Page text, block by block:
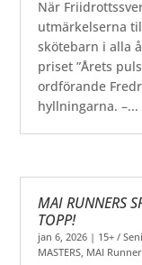
När
utmärkelserna
skötebarn i alla
priset ”Årets
ordförande
hyllningarna. –...
MAI RUNNERS
TOPP!
jan 6, 2026 | 15+ /
MASTERS MAI